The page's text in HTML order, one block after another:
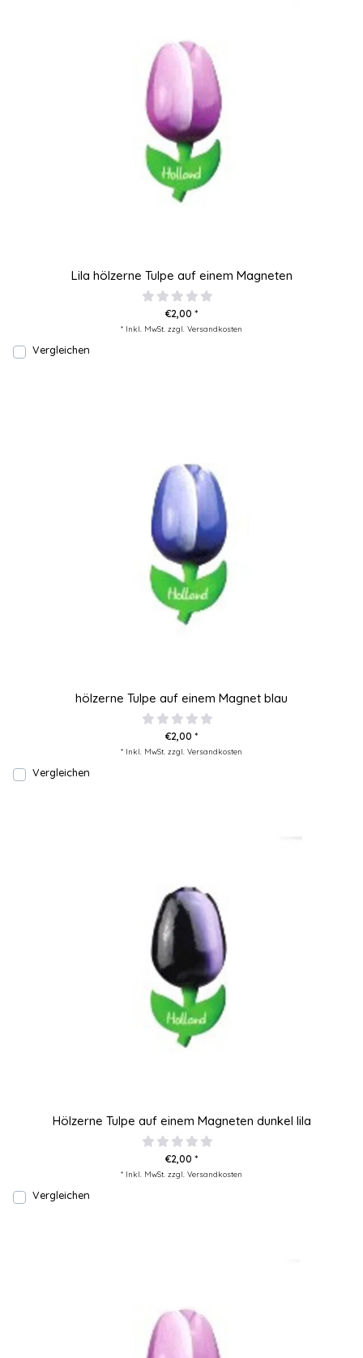
Lila hölzerne Tulpe auf einem Magneten
€2,00 *
* Inkl. MwSt. zzgl. Versandkosten
Vergleichen
hölzerne Tulpe auf einem Magnet blau
€2,00 *
* Inkl. MwSt. zzgl. Versandkosten
Vergleichen
Hölzerne Tulpe auf einem Magneten dunkel lila
€2,00 *
* Inkl. MwSt. zzgl. Versandkosten
Vergleichen